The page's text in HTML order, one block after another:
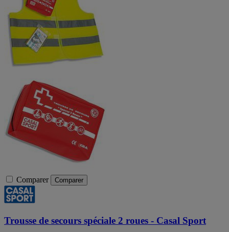
Comparer Comparer
Trousse de secours spéciale 2 roues - Casal Sport